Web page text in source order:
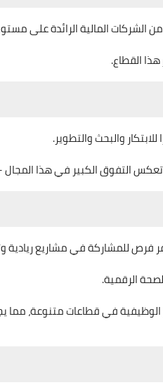
الشركات المالية الرائدة على
القطاع.
والبحث والتطوير.
التفوق الكبير في هذا المجال
فرص للمشاركة في مشاريع ريادية
الرقمية.
في قطاعات متنوعة، مما